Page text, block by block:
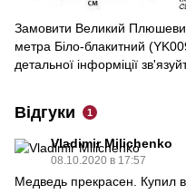
Замовити Великий
метра Біло-блакитний
детальної інформіції
Відгуки 1
Vladimir Milichenko
08.10.2020 в 17:57
Медведь прекрасен. Купил